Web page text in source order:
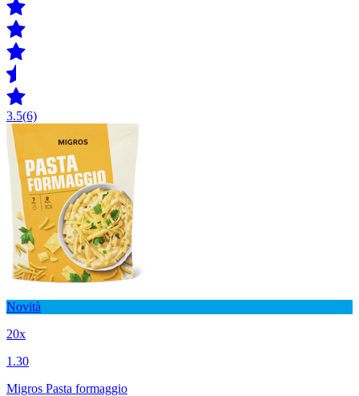
3.5(6)
Novità
20x
1.30
Migros Pasta formaggio